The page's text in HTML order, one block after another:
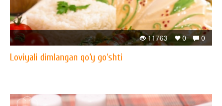
0
0
11763
Loviyali dimlangan qo‘y go‘shti